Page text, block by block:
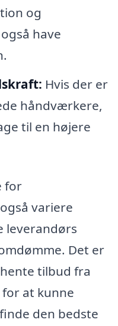
og
have
Hvis der er
håndværkere,
til en højere
for
variere
leverandørs
Det er
tilbud fra
at kunne
den bedste